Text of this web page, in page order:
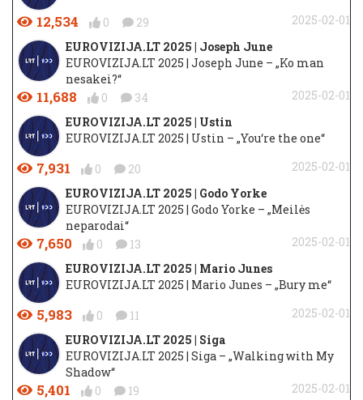
12,534 0 29
2025-02-01
EUROVIZIJA.LT 2025 | Joseph June
EUROVIZIJA.LT 2025 | Joseph June – „Ko man
nesakei?“
11,688 0 34
2025-02-01
EUROVIZIJA.LT 2025 | Ustin
EUROVIZIJA.LT 2025 | Ustin – „You‘re the one“
7,931 0 20
2025-02-01
EUROVIZIJA.LT 2025 | Godo Yorke
EUROVIZIJA.LT 2025 | Godo Yorke – „Meilės
neparodai“
7,650 0 13
2025-02-01
EUROVIZIJA.LT 2025 | Mario Junes
EUROVIZIJA.LT 2025 | Mario Junes – „Bury me“
5,983 0 11
2025-02-01
EUROVIZIJA.LT 2025 | Siga
EUROVIZIJA.LT 2025 | Siga – „Walking with My
Shadow“
5,401 0 19 2025-02-01